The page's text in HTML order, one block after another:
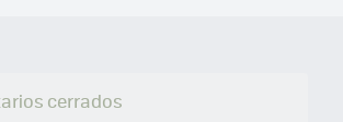
cerrados